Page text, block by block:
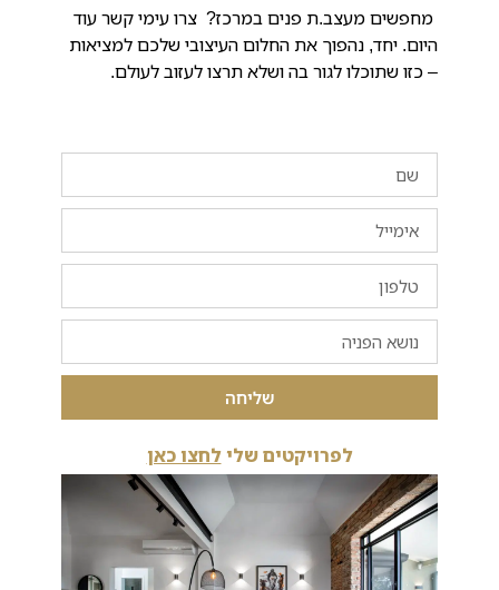
מחפשים מעצב.ת פנים במרכז? צרו עימי קשר עוד
היום. יחד, נהפוך את החלום העיצובי שלכם למציאות
– כזו שתוכלו לגור בה ושלא תרצו לעזוב לעולם.
שליחה
לפרויקטים שלילחצו כאן